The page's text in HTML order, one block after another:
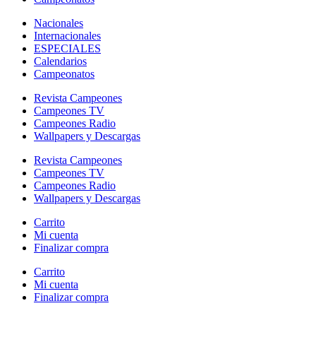
Nacionales
Internacionales
ESPECIALES
Calendarios
Campeonatos
Revista Campeones
Campeones TV
Campeones Radio
Wallpapers y Descargas
Revista Campeones
Campeones TV
Campeones Radio
Wallpapers y Descargas
Carrito
Mi cuenta
Finalizar compra
Carrito
Mi cuenta
Finalizar compra